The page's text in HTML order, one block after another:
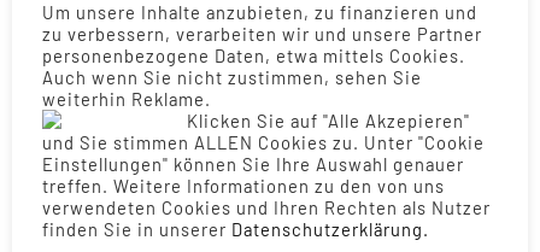
MAINE COON KITTEN
Um unsere Inhalte anzubieten, zu finanzieren und
zu verbessern, verarbeiten wir und unsere Partner
personenbezogene Daten, etwa mittels Cookies.
Auch wenn Sie nicht zustimmen, sehen Sie
weiterhin Reklame.
Klicken Sie auf "Alle Akzepieren"
und Sie stimmen ALLEN Cookies zu. Unter "Cookie
Einstellungen" können Sie Ihre Auswahl genauer
treffen. Weitere Informationen zu den von uns
verwendeten Cookies und Ihren Rechten als Nutzer
finden Sie in unserer Daten­schutz­erklärung.